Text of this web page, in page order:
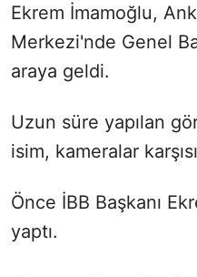
Ekrem İmamoğlu,
Merkezi'nde Genel
araya geldi.
Uzun süre yapılan
isim, kameralar
Önce İBB Başkanı
yaptı.